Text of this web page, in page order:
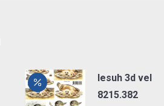
lesuh 3d vel
8215.382